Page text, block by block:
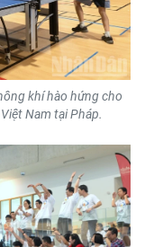
khí hào hứng cho
Nam tại Pháp.